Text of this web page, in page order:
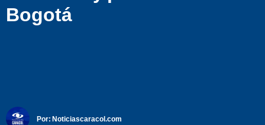
Bogotá
Por: Noticiascaracol.com